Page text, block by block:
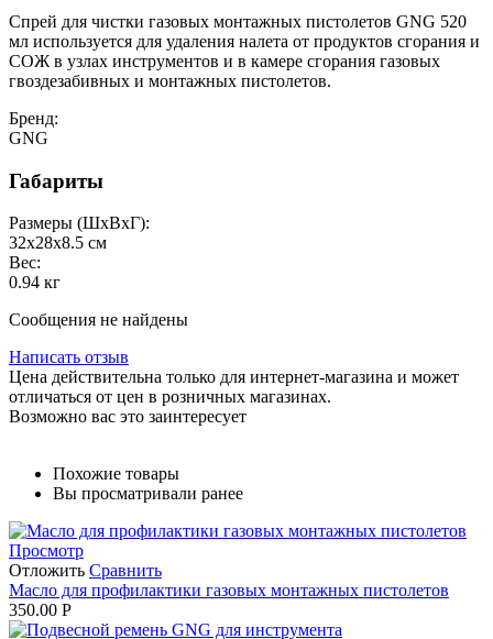
Спрей для чистки газовых монтажных пистолетов GNG 520
мл используется для удаления налета от продуктов сгорания и
СОЖ в узлах инструментов и в камере сгорания газовых
гвоздезабивных и монтажных пистолетов.
Бренд:
GNG
Габариты
Размеры (ШxВxГ):
32x28x8.5 см
Вес:
0.94 кг
Сообщения не найдены
Написать отзыв
Цена действительна только для интернет-магазина и может
отличаться от цен в розничных магазинах.
Возможно вас это заинтересует
Похожие товары
Вы просматривали ранее
Просмотр
Отложить Сравнить
Масло для профилактики газовых монтажных пистолетов
350.00 Р